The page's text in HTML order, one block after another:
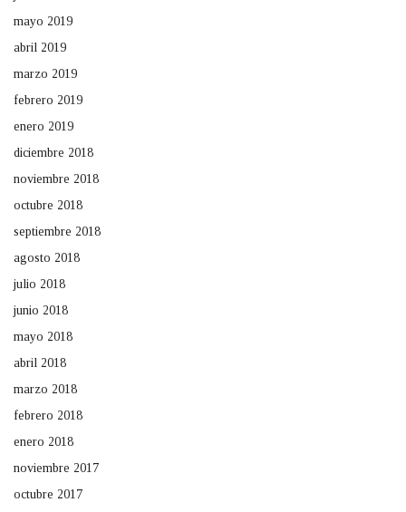
mayo 2019
abril 2019
marzo 2019
febrero 2019
enero 2019
diciembre 2018
noviembre 2018
octubre 2018
septiembre 2018
agosto 2018
julio 2018
junio 2018
mayo 2018
abril 2018
marzo 2018
febrero 2018
enero 2018
noviembre 2017
octubre 2017